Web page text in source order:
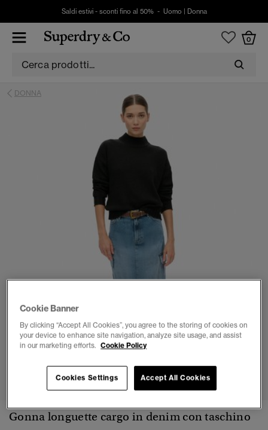
Saldi estivi - sconti fino al 50% - Uomo Donna
0
DONNA
1 2 3 4 5 6
Gonna longuette cargo in denim con taschino
Cookie Banner
By clicking “Accept All Cookies”, you agree to the storing of cookies on
your device to enhance site navigation, analyze site usage, and assist
in our marketing efforts. Cookie Policy
Cookies Settings Accept All Cookies